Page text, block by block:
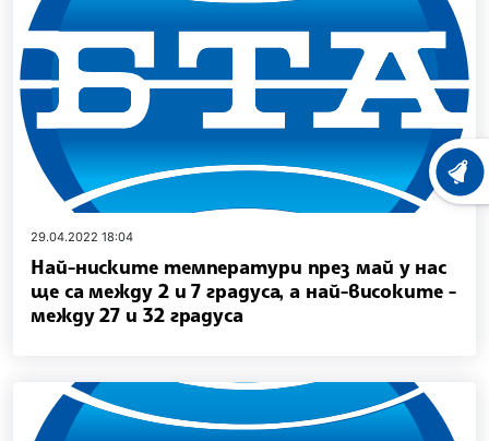
29.04.2022 18:04
Най-ниските температури през май у нас
ще са между 2 и 7 градуса, а най-високите -
между 27 и 32 градуса